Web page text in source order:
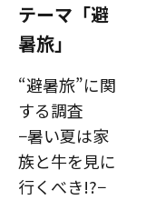
テーマ「避
暑旅」
“避暑旅”に関
する調査
−暑い夏は家
族と牛を見に
行くべき!?−